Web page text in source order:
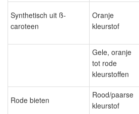
Synthetisch uit ß-
caroteen
Oranje
kleurstof
Gele, oranje
tot rode
kleurstoffen
Rode bieten
Rood/paarse
kleurstof